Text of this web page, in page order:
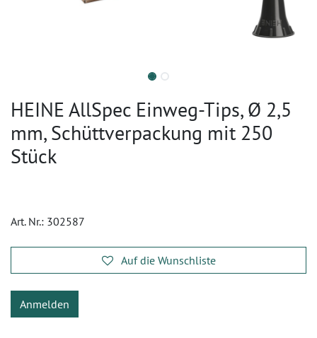
HEINE AllSpec Einweg-Tips, Ø 2,5
mm, Schüttverpackung mit 250
Stück
Art. Nr.: 302587
Auf die Wunschliste
Anmelden